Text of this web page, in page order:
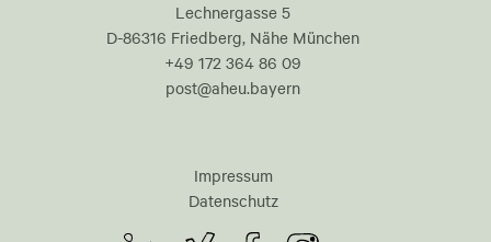
Lechnergasse 5
D-86316 Friedberg, Nähe München
+49 172 364 86 09
post@aheu.bayern
Impressum
Datenschutz